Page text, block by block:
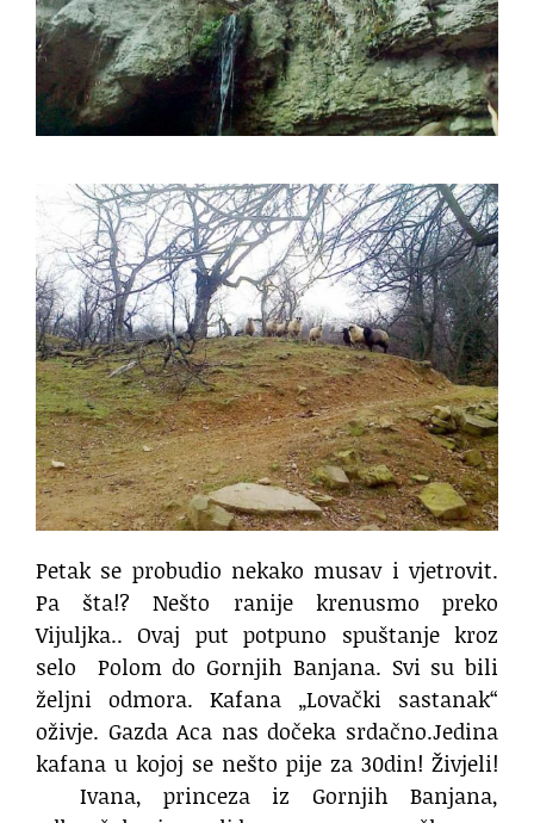
Petak se probudio nekako musav i vjetrovit.
Pa šta!? Nešto ranije krenusmo preko
Vijuljka.. Ovaj put potpuno spuštanje kroz
selo
Polom do Gornjih Banjana. Svi su bili
željni odmora. Kafana „Lovački sastanak“
oživje. Gazda Aca nas dočeka srdačno.Jedina
kafana u kojoj se nešto pije za 30din! Živjeli!
Ivana, princeza iz Gornjih Banjana,